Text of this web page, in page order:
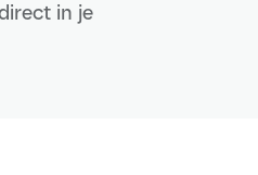
in je